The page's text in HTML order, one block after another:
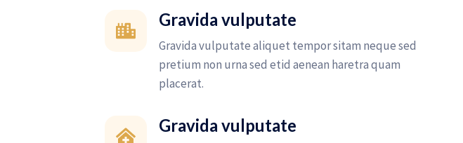
Gravida vulputate
Gravida vulputate aliquet tempor sitam neque sed
pretium non urna sed etid aenean haretra quam
placerat.
Gravida vulputate